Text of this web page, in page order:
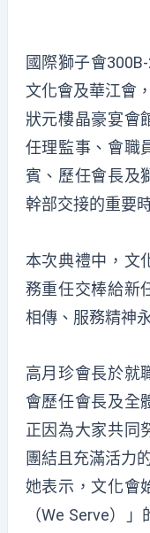
國際獅子會
文化會及華江會
狀元樓晶豪宴會
任理監事、會職
賓、歷任會長及
幹部交接的重要
本次典禮中，文
務重任交棒給新
相傳、服務精神
高月珍會長於就
會歷任會長及全
正因為大家共同
團結且充滿活力
她表示，文化會
（We Serve）